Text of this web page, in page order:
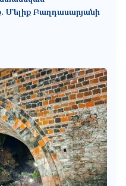
Մելիք Բաղդասարյանի